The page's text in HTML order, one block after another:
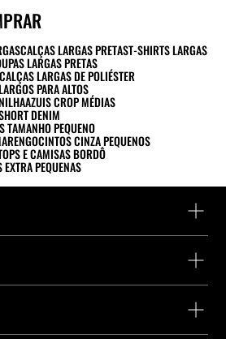
CALÇAS LARGAS PRETAST-SHIRTS LARGAS
LARGAS PRETAS
CALÇAS LARGAS DE POLIÉSTER
PARA ALTOS
AZUIS CROP MÉDIAS
DENIM
TAMANHO PEQUENO
CINTOS CINZA PEQUENOS
E CAMISAS BORDÔ
PEQUENAS